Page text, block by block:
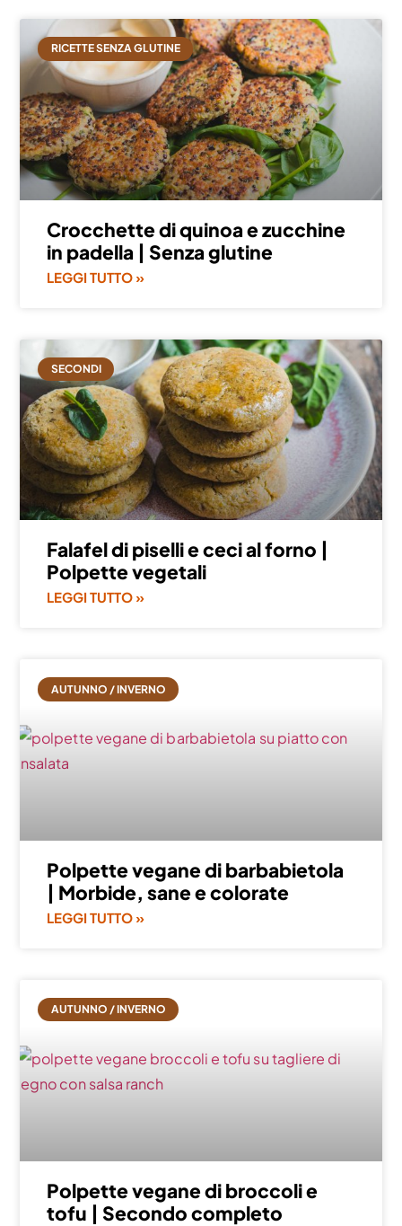
RICETTE SENZA GLUTINE
Crocchette di quinoa e zucchine
in padella | Senza glutine
LEGGI TUTTO »
SECONDI
Falafel di piselli e ceci al forno |
Polpette vegetali
LEGGI TUTTO »
AUTUNNO / INVERNO
Polpette vegane di barbabietola
| Morbide, sane e colorate
LEGGI TUTTO »
AUTUNNO / INVERNO
Polpette vegane di broccoli e
tofu | Secondo completo